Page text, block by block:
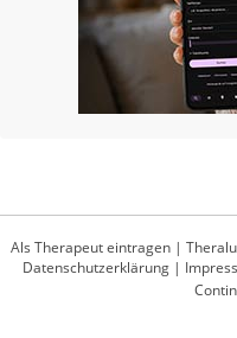
Als Therapeut eintragen |
Datenschutzerklärung|